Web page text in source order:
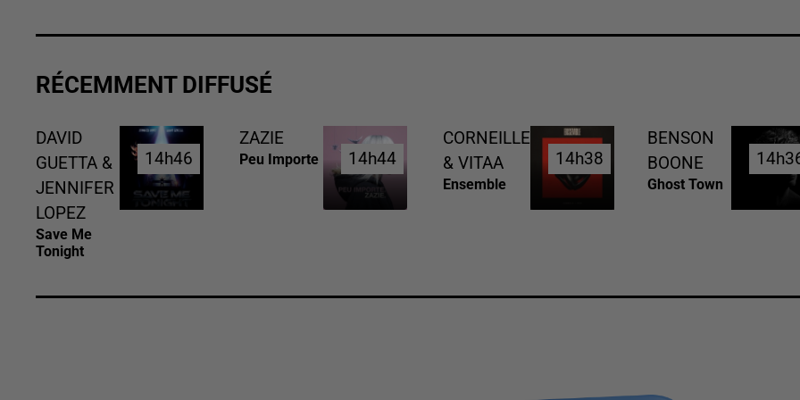
RÉCEMMENT DIFFUSÉ
DAVID
GUETTA &
JENNIFER
LOPEZ
Save Me
Tonight
14h46
14h46
ZAZIE
Peu Importe 14h44
14h44
CORNEILLE
& VITAA
Ensemble
14h38
14h38
BENSON
BOONE
Ghost Town